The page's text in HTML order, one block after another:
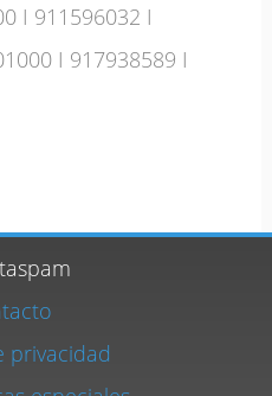
I 911596032 I
I 917938589 I
privacidad